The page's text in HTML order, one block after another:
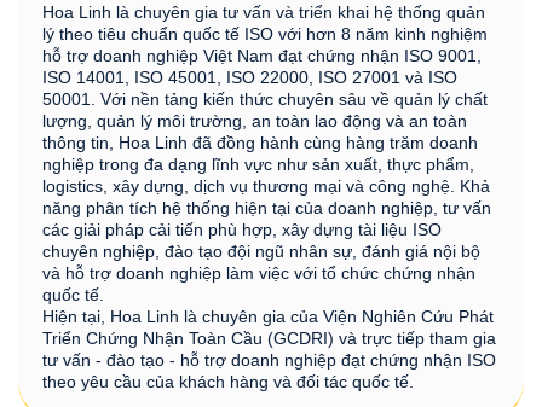
Hoa Linh là chuyên gia tư vấn và triển khai hệ thống quản
lý theo tiêu chuẩn quốc tế ISO với hơn 8 năm kinh nghiệm
hỗ trợ doanh nghiệp Việt Nam đạt chứng nhận ISO 9001,
ISO 14001, ISO 45001, ISO 22000, ISO 27001 và ISO
50001. Với nền tảng kiến thức chuyên sâu về quản lý chất
lượng, quản lý môi trường, an toàn lao động và an toàn
thông tin, Hoa Linh đã đồng hành cùng hàng trăm doanh
nghiệp trong đa dạng lĩnh vực như sản xuất, thực phẩm,
logistics, xây dựng, dịch vụ thương mại và công nghệ. Khả
năng phân tích hệ thống hiện tại của doanh nghiệp, tư vấn
các giải pháp cải tiến phù hợp, xây dựng tài liệu ISO
chuyên nghiệp, đào tạo đội ngũ nhân sự, đánh giá nội bộ
và hỗ trợ doanh nghiệp làm việc với tổ chức chứng nhận
quốc tế.
Hiện tại, Hoa Linh là chuyên gia của Viện Nghiên Cứu Phát
Triển Chứng Nhận Toàn Cầu (GCDRI) và trực tiếp tham gia
tư vấn - đào tạo - hỗ trợ doanh nghiệp đạt chứng nhận ISO
theo yêu cầu của khách hàng và đối tác quốc tế.